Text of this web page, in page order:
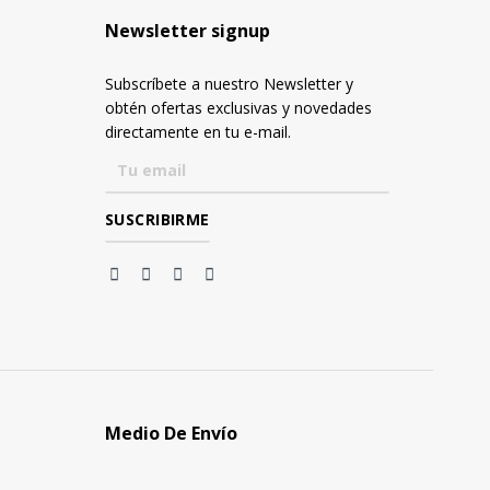
Newsletter signup
Subscríbete a nuestro Newsletter y
obtén ofertas exclusivas y novedades
directamente en tu e-mail.
Medio De Envío